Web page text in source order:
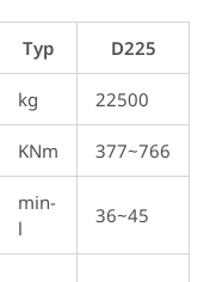
Typ D225
kg 22500
KNm 377~766
min-
l
36~45